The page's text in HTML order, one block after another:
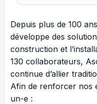
Depuis plus de 100
développe des
construction et
130 collaborateurs,
continue d’allier
Afin de renforcer nos
un-e :